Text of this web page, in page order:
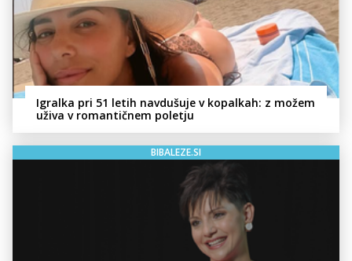
Igralka pri 51 letih navdušuje v kopalkah: z možem
uživa v romantičnem poletju
BIBALEZE.SI